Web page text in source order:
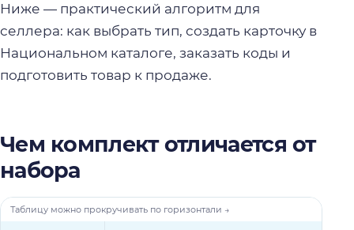
Ниже — практический алгоритм для
селлера: как выбрать тип, создать карточку в
Национальном каталоге, заказать коды и
подготовить товар к продаже.
Чем комплект отличается от
набора